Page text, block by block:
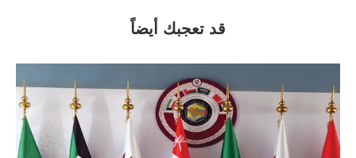
قد تعجبك أيضاً